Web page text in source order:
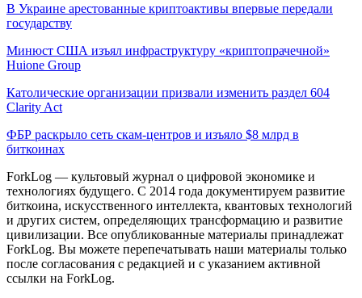
В Украине арестованные криптоактивы впервые передали
государству
Минюст США изъял инфраструктуру «криптопрачечной»
Huione Group
Католические организации призвали изменить раздел 604
Clarity Act
ФБР раскрыло сеть скам-центров и изъяло $8 млрд в
биткоинах
ForkLog — культовый журнал о цифровой экономике и
технологиях будущего. С 2014 года документируем развитие
биткоина, искусственного интеллекта, квантовых технологий
и других систем, определяющих трансформацию и развитие
цивилизации. Все опубликованные материалы принадлежат
ForkLog. Вы можете перепечатывать наши материалы только
после согласования с редакцией и с указанием активной
ссылки на ForkLog.